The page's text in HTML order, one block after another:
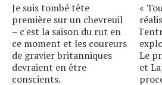
Je suis tombé tête
première sur un chevreuil
– c'est la saison du rut en
ce moment et les coureurs
de gravier britanniques
devraient en être
conscients.
«
Le
et